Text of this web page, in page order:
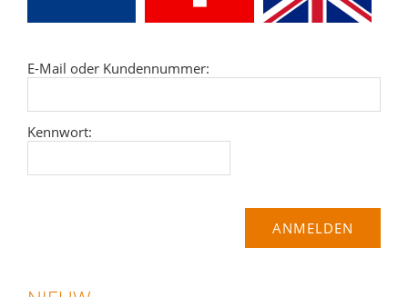
E-Mail oder Kundennummer:
Kennwort: